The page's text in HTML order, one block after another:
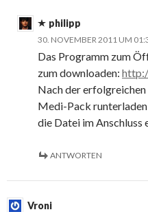
philipp
30. NOVEMBER 2011 UM
Das Programm zum
zum downloaden:
Nach der
Medi-Pack
die Datei im Anschluss
ANTWORTEN
Vroni